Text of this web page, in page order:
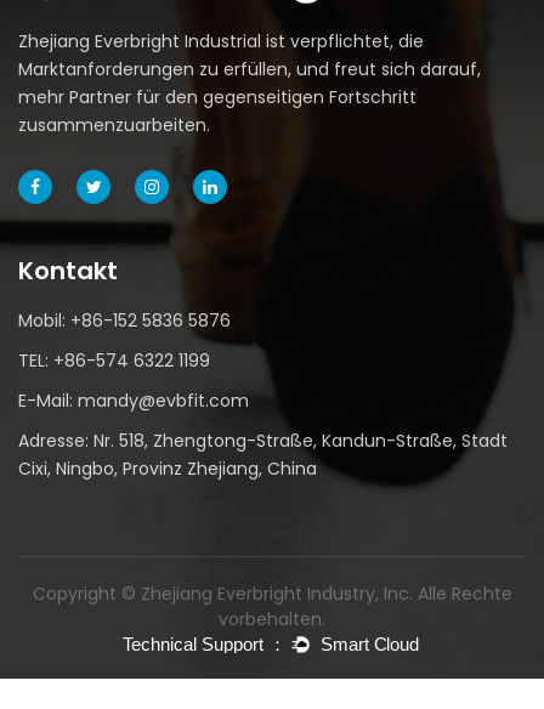
Zhejiang Everbright Industrial ist verpflichtet, die
Marktanforderungen zu erfüllen, und freut sich darauf,
mehr Partner für den gegenseitigen Fortschritt
zusammenzuarbeiten.
Kontakt
Mobil: +86-152 5836 5876
TEL: +86-574 6322 1199
E-Mail: mandy@evbfit.com
Adresse: Nr. 518, Zhengtong-Straße, Kandun-Straße, Stadt
Cixi, Ningbo, Provinz Zhejiang, China
Copyright © Zhejiang Everbright Industry, Inc. Alle Rechte
vorbehalten.